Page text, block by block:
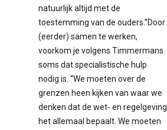
natuurlijk altijd met de
toestemming van de ouders.”Door
(eerder) samen te werken,
voorkom je volgens Timmermans
soms dat specialistische hulp
nodig is. “We moeten over de
grenzen heen kijken van waar we
denken dat de wet- en regelgeving
het allemaal bepaalt. We moeten